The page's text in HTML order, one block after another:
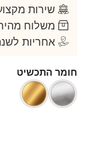
שירות
משלוח
אחריות
חומר התכשיט